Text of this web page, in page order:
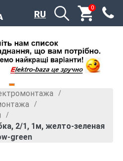
0
RU
»
»
»
2/1, 1м, желто-зеленая
green